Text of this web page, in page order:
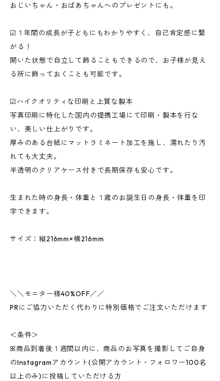
おじいちゃん・おばあちゃんへのプレゼントにも。
☑︎１年間の成長が子どもにもわかりやすく、自己肯定感に繋
がる！
開いた状態で自立して飾ることもできるので、お子様が見え
る所に飾っておくことも可能です。
☑︎ハイクオリティな印刷と上質な製本
写真印刷に特化した国内の提携工場にて印刷・製本を行な
い、美しい仕上がりです。
厚みのある台紙にマットラミネート加工を施し、濡れたり汚
れても大丈夫。
半透明のクリアケース付きで長期保存も安心です。
生まれた時の身長・体重と１歳のお誕生日の身長・体重を印
字できます。
サイズ：縦216mm×横216mm
＼＼モニター様40%OFF／／
PRにご協力いただく代わりに特別価格でご注文いただけます
＜条件＞
ꕤ商品到着後１週間以内に、商品のお写真を撮影してご自身
のInstagramアカウント(公開アカウント・フォロワー100名
以上のみ)に投稿していただける方